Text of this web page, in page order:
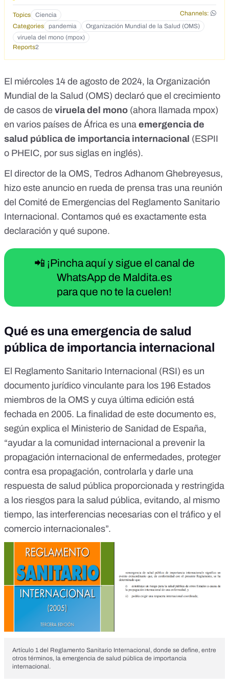
conocedor de como funciona el interno de la OMS, traduce
lo que significa recomendaciones temporales sobre cómo
prevenir y reducir mejor la propagación de la enfermedad y
gestionar la respuesta de salud pública mundial. 🦠A través
confinamientos, mascarillas... 🚫El encuentro es a puerta
cerrada. La transparencia es NULA. Pero tenemos nuestros
ESTAFA DEL MONO, anunciamos una batería de acciones
judiciales y administrativas contra la OMS en tanto en
Bruselas como en Ginebra, como ya lo hicimos en pasado,
con notables éxitos. Apoya a Iustitia Europa en la defensa
de los DERECHOS HUMANOS y las LIBERTADES
https://www.infosalus.com/actualidad/noticia-oms-decide-
miercoles-si-declara-mpox-emergencia-sanitaria-
Topics Ciencia
Channels:
Categories
pandemia
Organización Mundial de la Salud (OMS)
viruela del mono (mpox)
Reports2
El miércoles 14 de agosto de 2024, la Organización
Mundial de la Salud (OMS) declaró que el crecimiento
de casos de viruela del mono (ahora llamada mpox)
en varios países de África es una emergencia de
salud pública de importancia internacional (ESPII
o PHEIC, por sus siglas en inglés).
El director de la OMS, Tedros Adhanom Ghebreyesus,
hizo este anuncio en rueda de prensa tras una reunión
del Comité de Emergencias del Reglamento Sanitario
Internacional . Contamos qué es exactamente esta
declaración y qué supone.
📲 ¡Pincha aquí y sigue el canal de
WhatsApp de Maldita.es
para que no te la cuelen!
Qué es una emergencia de salud
pública de importancia internacional
El Reglamento Sanitario Internacional (RSI) es un
documento jurídico vinculante para los 196 Estados
miembros de la OMS y cuya última edición está
fechada en 2005. La finalidad de este documento es,
según explica el Ministerio de Sanidad de España,
“ayudar a la comunidad internacional a prevenir la
propagación internacional de enfermedades, proteger
contra esa propagación, controlarla y darle una
respuesta de salud pública proporcionada y restringida
a los riesgos para la salud pública, evitando, al mismo
tiempo, las interferencias necesarias con el tráfico y el
comercio internacionales”.
Artículo 1 del Reglamento Sanitario Internacional, donde se define, entre
otros términos, la emergencia de salud pública de importancia
internacional.